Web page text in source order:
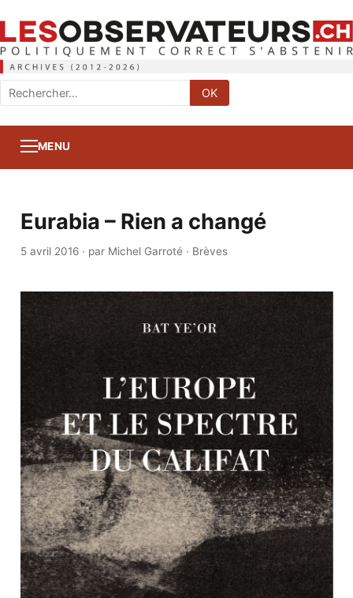
Rechercher
:
OK
MENU
Eurabia – Rien a changé
5 avril 2016· par Michel Garroté · Brèves